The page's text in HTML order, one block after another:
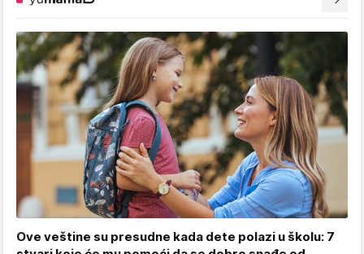
Ove veštine su presudne kada dete polazi u školu: 7